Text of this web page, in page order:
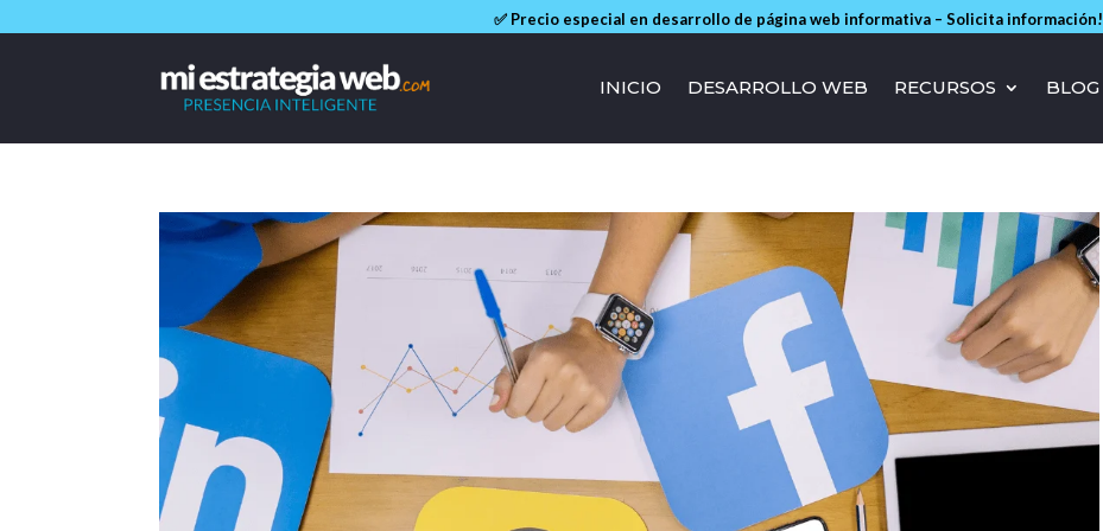
✅ Precio especial en desarrollo de página web informativa – Solicita información!
INICIO DESARROLLO WEB RECURSOS BLOG